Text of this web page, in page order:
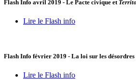
Flash Info avril 2019 - Le Pacte civique et
Lire le Flash info
Flash Info février 2019 - La loi sur les
Lire le Flash info